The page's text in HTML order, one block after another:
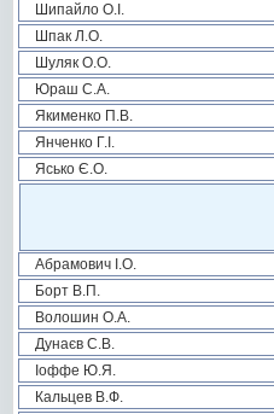
Шипайло О.І.
Шпак Л.О.
Шуляк О.О.
Юраш С.А.
Якименко П.В.
Янченко Г.І.
Ясько Є.О.
Абрамович І.О.
Борт В.П.
Волошин О.А.
Дунаєв С.В.
Іоффе Ю.Я.
Кальцев В.Ф.